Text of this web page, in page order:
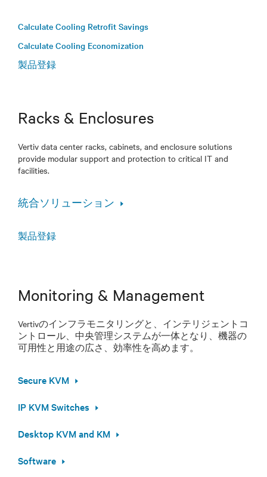
Calculate Cooling Retrofit Savings
Calculate Cooling Economization
製品登録
Racks & Enclosures
Vertiv data center racks, cabinets, and enclosure solutions
provide modular support and protection to critical IT and
facilities.
統合ソリューション
製品登録
Monitoring & Management
Vertivのインフラモニタリングと、インテリジェントコ
ントロール、中央管理システムが一体となり、機器の
可用性と用途の広さ、効率性を高めます。
Secure KVM
IP KVM Switches
Desktop KVM and KM
Software